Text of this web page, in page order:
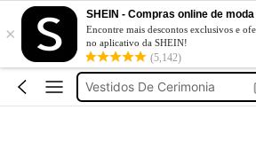
×
SHEIN - Compras online de moda
Encontre mais descontos exclusivos e
no aplicativo da SHEIN!
(5,142)
Elitara
Vestidos De Verão
Vestidos De Cerimonia
Bikini